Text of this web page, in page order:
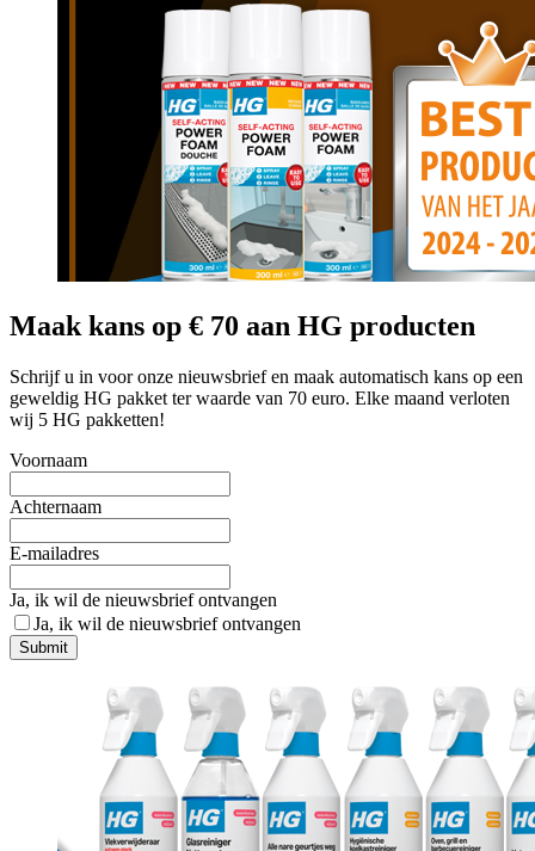
Maak kans op € 70 aan HG producten
Schrijf u in voor onze nieuwsbrief en maak automatisch kans op een
geweldig HG pakket ter waarde van 70 euro. Elke maand verloten
wij 5 HG pakketten!
Voornaam
Achternaam
E-mailadres
Ja, ik wil de nieuwsbrief ontvangen
Ja, ik wil de nieuwsbrief ontvangen
Submit